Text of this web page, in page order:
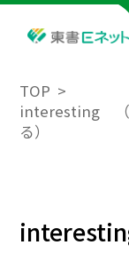
TOP
interesting （
る）